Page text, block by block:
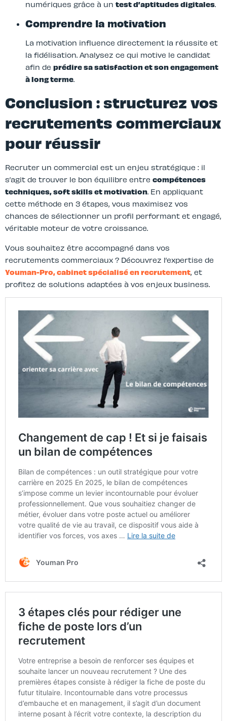
numériques grâce à un test d’aptitudes digitales.
Comprendre la motivation
La motivation influence directement la réussite et
la fidélisation. Analysez ce qui motive le candidat
afin de prédire sa satisfaction et son engagement
à long terme.
Conclusion : structurez vos
recrutements commerciaux
pour réussir
Recruter un commercial est un enjeu stratégique : il
s’agit de trouver le bon équilibre entre compétences
techniques, soft skills et motivation. En appliquant
cette méthode en 3 étapes, vous maximisez vos
chances de sélectionner un profil performant et engagé,
véritable moteur de votre croissance.
Vous souhaitez être accompagné dans vos
recrutements commerciaux ? Découvrez l’expertise de
Youman-Pro, cabinet spécialisé en recrutement, et
profitez de solutions adaptées à vos enjeux business.